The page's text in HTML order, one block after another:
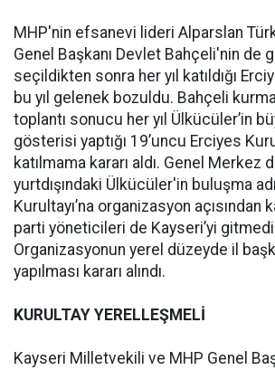
MHP'nin efsanevi lideri Alparslan
Genel Başkanı Devlet Bahçeli'nin de
seçildikten sonra her yıl katıldığı
bu yıl gelenek bozuldu. Bahçeli
toplantı sonucu her yıl Ülkücüler’in
gösterisi yaptığı 19’uncu Erciyes
katılmama kararı aldı. Genel Merkez
yurtdışındaki Ülkücüler'in buluşma
Kurultayı’na organizasyon açısından
parti yöneticileri de Kayseri’yi
Organizasyonun yerel düzeyde il
yapılması kararı alındı.
KURULTAY YERELLEŞMELİ
Kayseri Milletvekili ve MHP Genel